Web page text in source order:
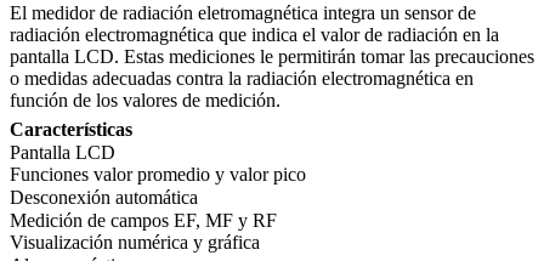
El medidor de radiación eletromagnética integra un sensor de
radiación electromagnética que indica el valor de radiación en la
pantalla LCD. Estas mediciones le permitirán tomar las precauciones
o medidas adecuadas contra la radiación electromagnética en
función de los valores de medición.
Características
Pantalla LCD
Funciones valor promedio y valor pico
Desconexión automática
Medición de campos EF, MF y RF
Visualización numérica y gráfica